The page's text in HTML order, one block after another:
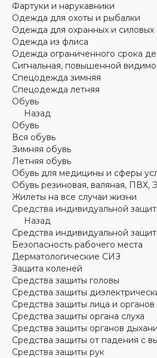
Фартуки и нарукавники
Одежда для охоты и рыбалки
Одежда для охранных и силовых
Одежда из флиса
Одежда ограниченного срока
Сигнальная, повышенной
Спецодежда зимняя
Спецодежда летняя
Обувь
Назад
Обувь
Вся обувь
Зимняя обувь
Летняя обувь
Обувь для медицины и сферы
Обувь резиновая, валяная, ПВХ,
Жилеты на все случаи жизни
Средства индивидуальной
Назад
Средства индивидуальной
Безопасность рабочего места
Дерматологические СИЗ
Защита коленей
Средства защиты головы
Средства защиты
Средства защиты лица и органов
Средства защиты органа слуха
Средства защиты органов
Средства защиты от падения с
Средства защиты рук